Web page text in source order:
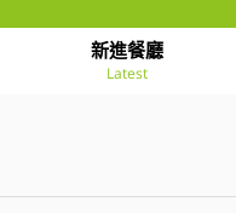
新進餐廳
Latest